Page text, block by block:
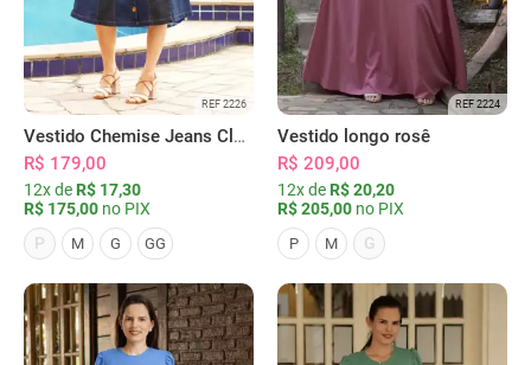
REF 2226
Vestido Chemise Jeans Clássica Serena
R$ 179,00
12x de R$ 17,30
R$ 175,00 no PIX
P
M G GG
REF 2224
Vestido longo rosê
R$ 209,00
12x de R$ 20,20
R$ 205,00 no PIX
P M G